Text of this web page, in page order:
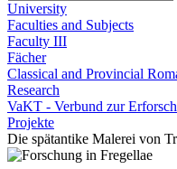
University
Faculties and Subjects
Faculty III
Fächer
Classical and Provincial
Research
VaKT - Verbund zur
Projekte
Die spätantike Malerei von